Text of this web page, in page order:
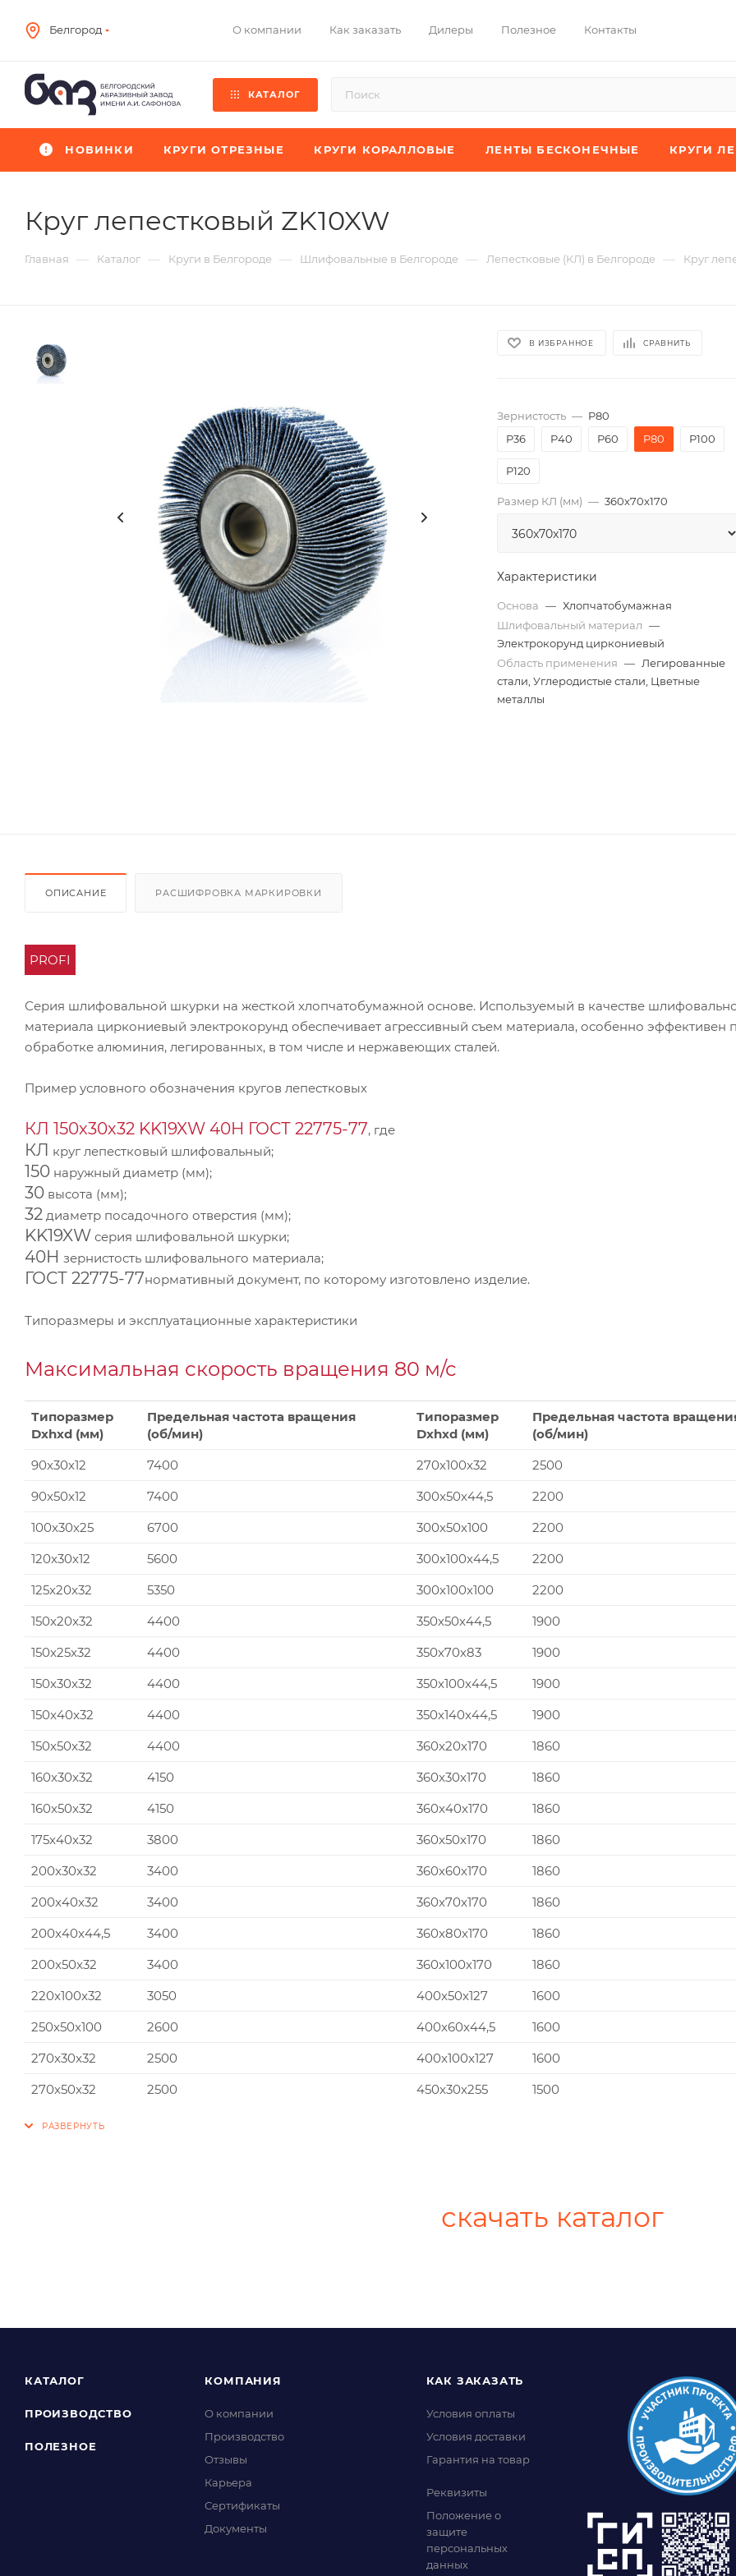
Белгород О компании Как заказать Дилеры Полезное Контакты
КАТАЛОГ
НОВИНКИ КРУГИ ОТРЕЗНЫЕ КРУГИ КОРАЛЛОВЫЕ ЛЕНТЫ БЕСКОНЕЧНЫЕ КРУГИ
Круг лепестковый ZK10XW
Главная — Каталог — Круги в Белгороде — Шлифовальные в Белгороде — Лепестковые (КЛ) в Белгороде — Круг
В ИЗБРАННОЕ СРАВНИТЬ
Зернистость — P80
P36
P40 P60 P80 P100
P120
Размер КЛ (мм) — 360x70x170
Характеристики
Основа — Хлопчатобумажная
Шлифовальный материал —
Электрокорунд циркониевый
Область применения — Легированные
стали, Углеродистые стали, Цветные
металлы
ОПИСАНИЕ РАСШИФРОВКА МАРКИРОВКИ
PROFI
Серия шлифовальной шкурки на жесткой хлопчатобумажной основе. Используемый в качестве
материала циркониевый электрокорунд обеспечивает агрессивный съем материала, особенно эффективен
обработке алюминия, легированных, в том числе и нержавеющих сталей.
Пример условного обозначения кругов лепестковых
КЛ 150х30х32 KK19XW 40Н ГОСТ 22775-77, где
КЛ круг лепестковый шлифовальный;
150 наружный диаметр (мм);
30 высота (мм);
32 диаметр посадочного отверстия (мм);
KK19XW серия шлифовальной шкурки;
40Н зернистость шлифовального материала;
ГОСТ 22775-77нормативный документ, по которому изготовлено изделие.
Типоразмеры и эксплуатационные характеристики
Максимальная скорость вращения 80 м/с
Типоразмер
Dxhxd (мм)
Предельная частота вращения
(об/мин)
Типоразмер
Dxhxd (мм)
Предельная частота
(об/мин)
90x30x12
7400 270x100x32
2500
90x50x12
7400 300x50x44,5
2200
100x30x25
6700 300x50x100
2200
120x30x12
5600 300x100x44,5
2200
125x20x32
5350 300x100x100
2200
150x20x32
4400 350x50x44,5
1900
150x25x32
4400 350x70x83
1900
150x30x32
4400 350x100x44,5
1900
150x40x32
4400 350x140x44,5
1900
150x50x32
4400 360x20x170
1860
160x30x32
4150 360x30x170
1860
160x50x32
4150 360x40x170
1860
175x40x32
3800 360x50x170
1860
200x30x32
3400 360x60x170
1860
200x40x32
3400 360x70x170
1860
200x40x44,5
3400 360x80x170
1860
200x50x32
3400 360x100x170
1860
220x100x32
3050 400x50x127
1600
250x50x100
2600 400x60x44,5
1600
270x30x32
2500 400x100x127
1600
270x50x32
2500 450x30x255 1500
скачать каталог
КАТАЛОГ
ПРОИЗВОДСТВО
ПОЛЕЗНОЕ
КОМПАНИЯ
О компании
Производство
Отзывы
Карьера
Сертификаты
Документы
КАК ЗАКАЗАТЬ
Условия оплаты
Условия доставки
Гарантия на товар
Реквизиты
Положение о
защите
персональных
данных